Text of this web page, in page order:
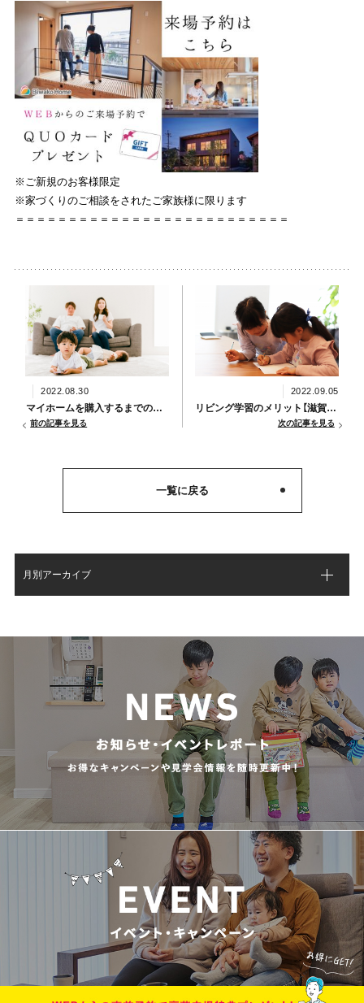
※ご新規のお客様限定
※家づくりのご相談をされたご家族様に限ります
＝＝＝＝＝＝＝＝＝＝＝＝＝＝＝＝＝＝＝＝＝＝＝＝＝＝
2022.08.30
マイホームを購入するまでの流れ【滋賀県甲賀市新築コラムVol.325】
前の記事を見る
2022.09.05
リビング学習のメリット【滋賀県甲賀市新築コラムVol.327】
次の記事を見る
一覧に戻る
月別アーカイブ